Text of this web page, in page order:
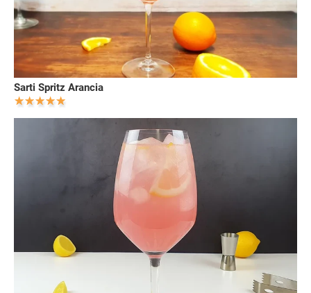
Sarti Spritz Arancia